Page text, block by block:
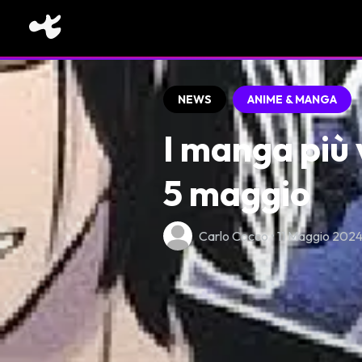
NEWS ANIME & MANGA
I manga
5 maggio
Carlo Cocco • 11 Maggio 2024